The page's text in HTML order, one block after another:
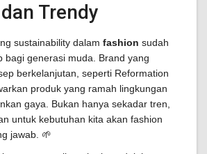
Trendy
sustainability dalam fashion sudah
bagi generasi muda. Brand yang
berkelanjutan, seperti Reformation
produk yang ramah lingkungan
gaya. Bukan hanya sekadar tren,
untuk kebutuhan kita akan fashion
jawab. 🌱